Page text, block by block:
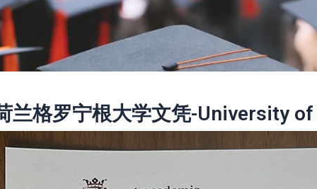
兰格罗宁根大学文凭-University